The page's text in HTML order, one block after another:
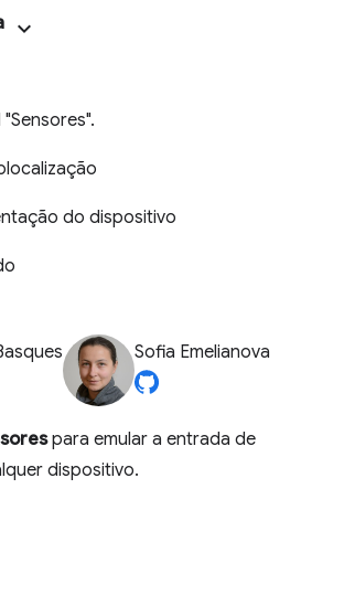
do dispositivo
Sofia Emelianova
para emular a entrada de
dispositivo.